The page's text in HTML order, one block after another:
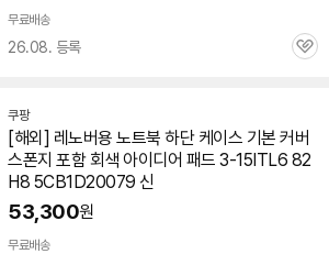
무료배송
26.08. 등록
관
쿠팡
[해외] 레노버용 노트북 하단 케이스 기본 커버
스폰지 포함 회색 아이디어 패드 3-15ITL6 82
H8 5CB1D20079 신
53,300원
무료배송